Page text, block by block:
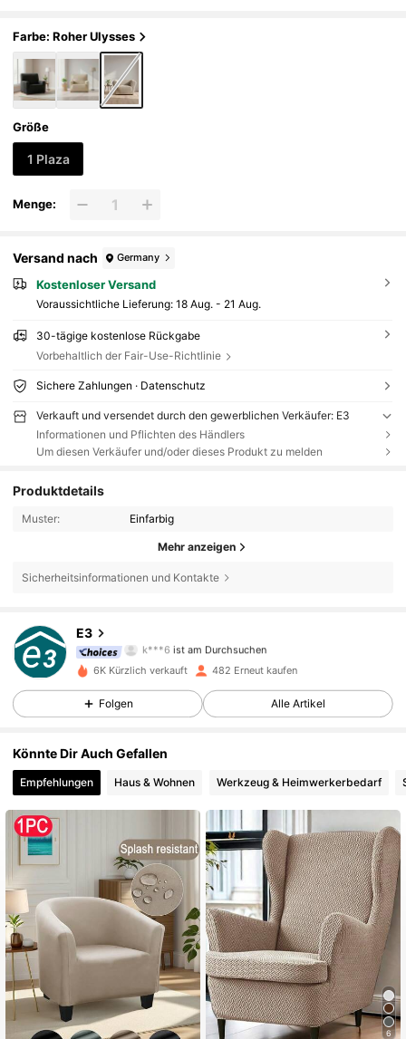
Farbe: Roher Ulysses
Größe
1 Plaza
Menge:
Versand nach Germany
Kostenloser Versand
Voraussichtliche Lieferung: 18 Aug. - 21 Aug.
30-tägige kostenlose Rückgabe
Vorbehaltlich der Fair-Use-Richtlinie
Sichere Zahlungen · Datenschutz
Verkauft und versendet durch den gewerblichen Verkäufer: E3
Informationen und Pflichten des Händlers
Um diesen Verkäufer und/oder dieses Produkt zu melden
Produktdetails
Muster: Einfarbig
Mehr anzeigen
Sicherheitsinformationen und Kontakte
E3
4,60
248 Follower
248 Follower
4,60 248 Follower
248 Follower
4,60 248 Follower
4,60 248 Follower
248 Follower
248 Follower
6K Kürzlich verkauft 482 Erneut kaufen
Folgen Alle Artikel
Könnte Dir Auch Gefallen
Empfehlungen Haus & Wohnen Werkzeug & Heimwerkerbedarf
6